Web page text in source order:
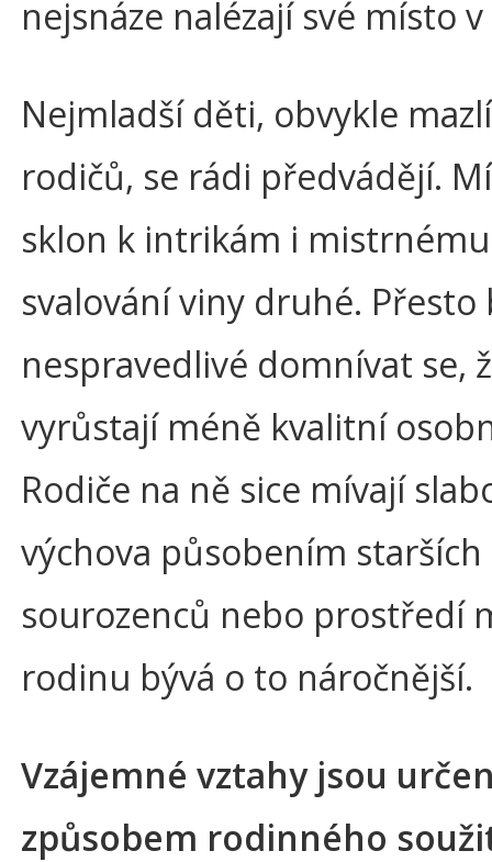
nejsnáze nalézají své místo
Nejmladší děti, obvykle
rodičů, se rádi předvádějí.
sklon k intrikám i mistrnému
svalování viny druhé. Přesto
nespravedlivé domnívat se,
vyrůstají méně kvalitní
Rodiče na ně sice mívají
výchova působením starších
sourozenců nebo prostředí
rodinu bývá o to náročnější.
Vzájemné vztahy jsou
způsobem rodinného